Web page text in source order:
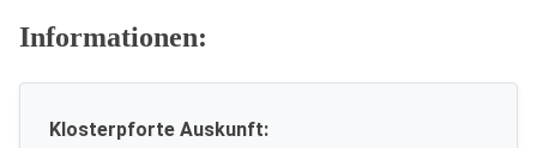
Informationen:
Klosterpforte Auskunft: